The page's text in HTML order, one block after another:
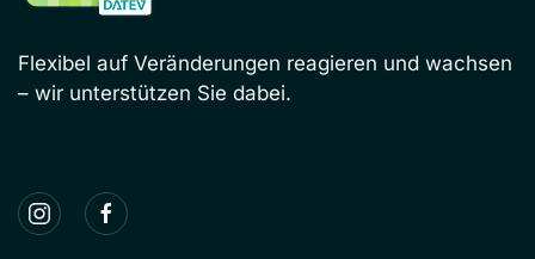
Flexibel auf Veränderungen reagieren und wachsen
– wir unterstützen Sie dabei.